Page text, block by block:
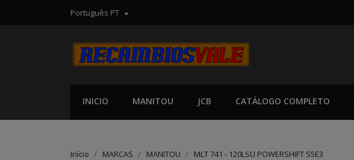
Português PT 
INICIO MANITOU JCB CATÁLOGO COMPLETO
Início MARCAS MANITOU MLT 741 - 120LSU POWERSHIFT S5E3